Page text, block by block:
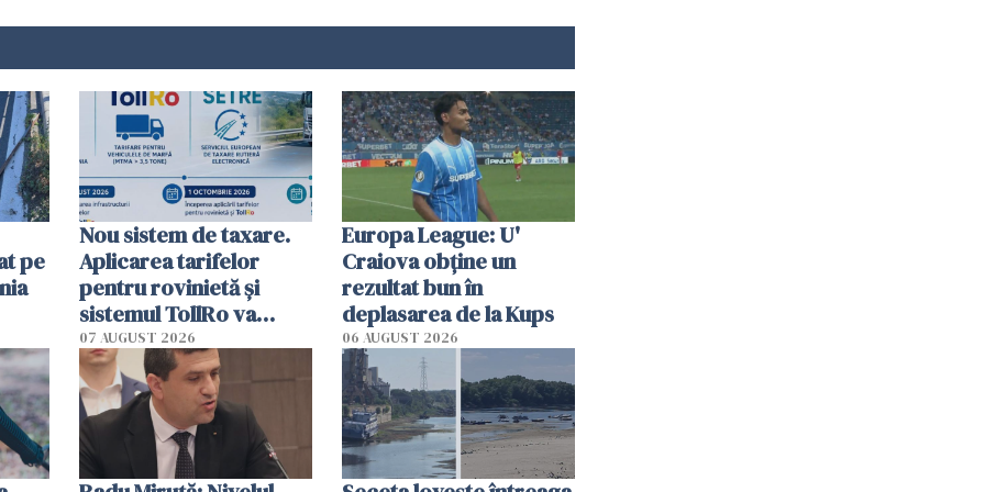
pe
Nou sistem de taxare.
Aplicarea tarifelor
pentru rovinietă şi
sistemul TollRo va
începe la 1 octombrie
07 AUGUST 2026
Europa League: U'
Craiova obține un
rezultat bun în
deplasarea de la Kups
06 AUGUST 2026